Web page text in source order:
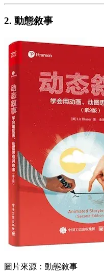
2. 動態敘事
圖片來源：動態敘事